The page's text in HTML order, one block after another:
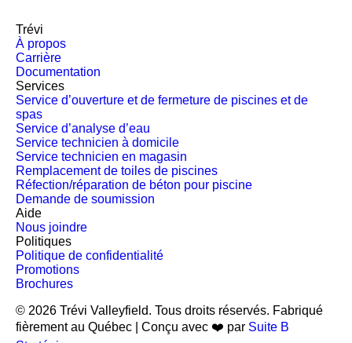
Trévi
À propos
Carrière
Documentation
Services
Service d’ouverture et de fermeture de piscines et de
spas
Service d’analyse d’eau
Service technicien à domicile
Service technicien en magasin
Remplacement de toiles de piscines
Réfection/réparation de béton pour piscine
Demande de soumission
Aide
Nous joindre
Politiques
Politique de confidentialité
Promotions
Brochures
© 2026 Trévi Valleyfield. Tous droits réservés. Fabriqué
fièrement au Québec | Conçu avec ❤️ par Suite B